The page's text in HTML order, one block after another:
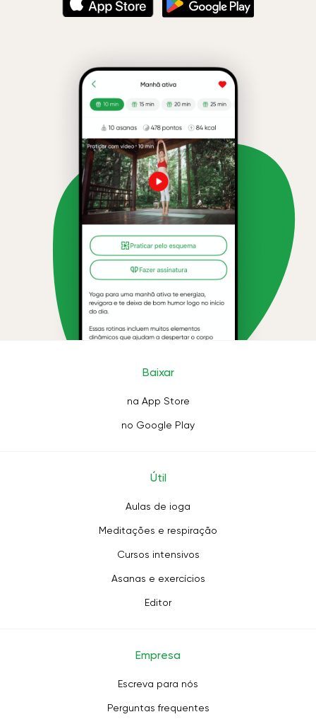
Baixar
na App Store
no Google Play
Útil
Aulas de ioga
Meditações e respiração
Cursos intensivos
Asanas e exercícios
Editor
Empresa
Escreva para nós
Perguntas frequentes